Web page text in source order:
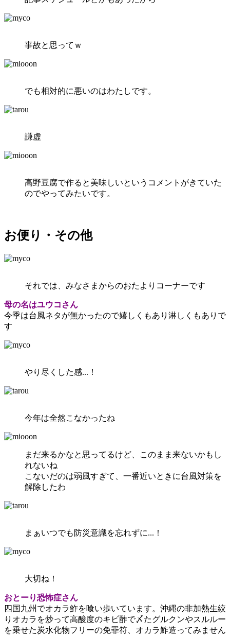
事故と思ってｗ
でも相対的に悪いのはわたしです。
謙虚
高野豆腐で作ると美味しいというコメントがきていた
のでやってみたいです。
お便り・その他
それでは、みなさまからのおたよりコーナーです
母の名はユウコさん
今季は台風ネタが無かったので嬉しくもあり淋しくもありで
す
やり尽くした感...！
今年は全然こなかったね
まだ来るかなと思ってるけど、このまま来ないかもし
れないね
こないだのは弱風すぎて、一番近いときに台風対策を
解除したわ
まぁいつでも防災意識を忘れずに...！
大切ね！
おとーり恐怖症さん
四国九州でオカラ鮓を喰い歩いています。沖縄の非加熱生絞
りオカラを炒って高酸度のキビ酢で〆たグルクンやスルルー
を乗せた炭水化物フリーの免罪符、オカラ鮓造ってみません